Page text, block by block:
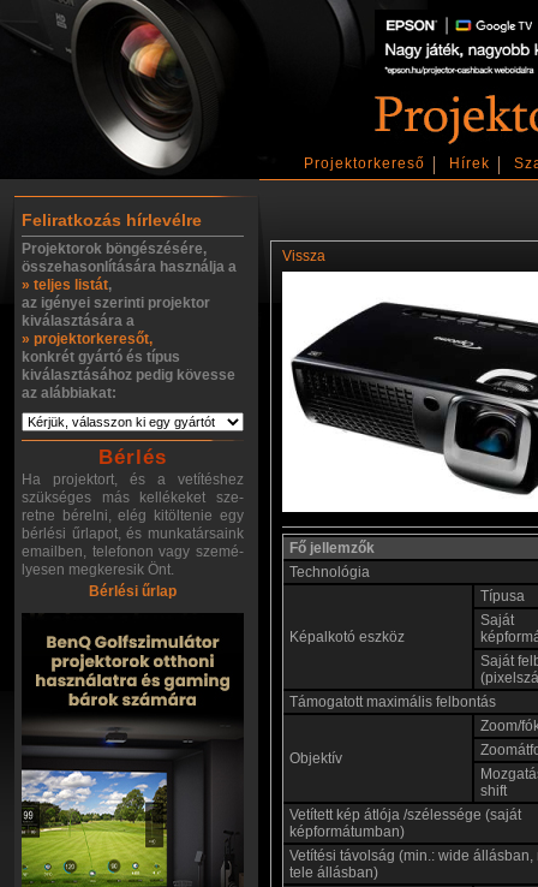
Projektorkereső Hírek
Feliratkozás hírlevélre
Projektorok böngészésére,
összehasonlítására használja a
» teljes listát,
az igényei szerinti projektor
kiválasztására a
» projektorkeresőt,
konkrét gyártó és típus
kiválasztásához pedig kövesse
az alábbiakat:
Bérlés
Ha projektort, és a vetítéshez
szükséges más kellékeket sze-
retne bérelni, elég kitöltenie egy
bérlési űrlapot, és munkatársaink
emailben, telefonon vagy szemé-
lyesen megkeresik Önt.
Bérlési űrlap
Vissza
Fő jellemzők
Technológia
Képalkotó eszköz
Típusa
Saját
Saját
Támogatott maximális felbontás
Objektív
Zoom/
shift
Vetített kép átlója /szélessége (saját
képformátumban)
Vetítési távolság (min.: wide állásban,
tele állásban)